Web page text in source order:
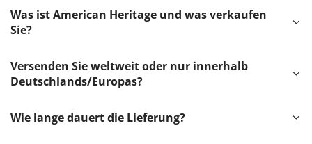
Was ist American Heritage und was verkaufen
Sie?
Versenden Sie weltweit oder nur innerhalb
Deutschlands/Europas?
Wie lange dauert die Lieferung?